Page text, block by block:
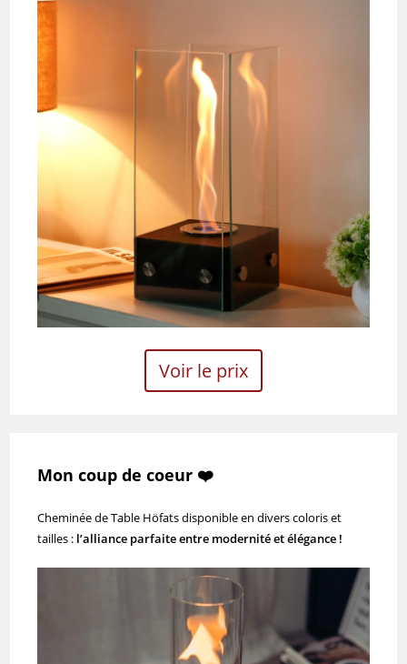
Voir le prix
Mon coup de coeur ❤️
Cheminée de Table Höfats disponible en divers coloris et
tailles : l’alliance parfaite entre modernité et élégance !